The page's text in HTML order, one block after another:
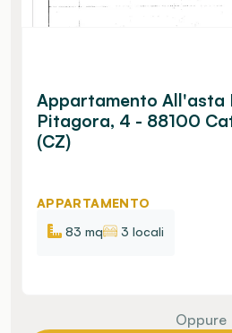
Appartamento All'asta
Pitagora, 4 - 88100
(CZ)
APPARTAMENTO
83 mq
3 locali
Oppure